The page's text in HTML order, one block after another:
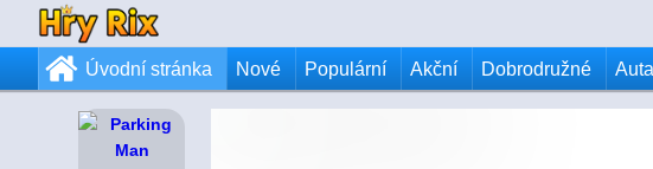
Úvodní stránka Nové Populární Akční Dobrodružné Auta